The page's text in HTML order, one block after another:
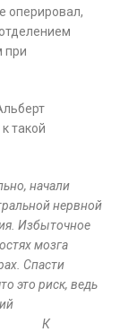
оперировал,
при
такой
начали
нервной
Избыточное
мозга
Спасти
это риск, ведь
К